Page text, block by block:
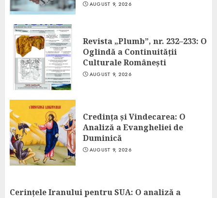
AUGUST 9, 2026
Revista „Plumb”, nr. 232–233: O
Oglindă a Continuității
Culturale Românești
AUGUST 9, 2026
Credința și Vindecarea: O
Analiză a Evangheliei de
Duminică
AUGUST 9, 2026
Cerințele Iranului pentru SUA: O analiză a